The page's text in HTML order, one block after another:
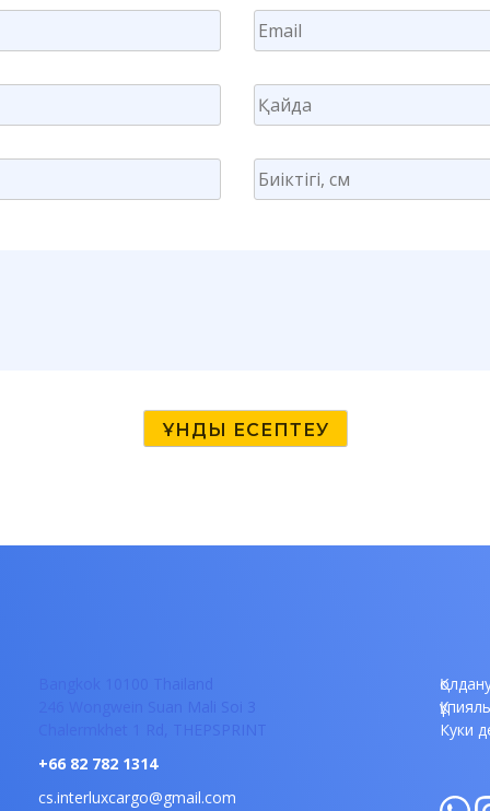
Bangkok 10100 Thailand
246 Wongwein Suan Mali
Soi 3
Chalermkhet 1 Rd, THEPSPRINT
+66 82 782 1314
cs.interluxcargo@gmail.com
Куки